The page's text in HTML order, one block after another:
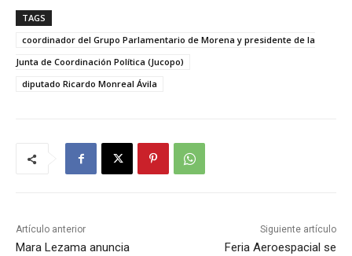
TAGS
coordinador del Grupo Parlamentario de Morena y presidente de la
Junta de Coordinación Política (Jucopo)
diputado Ricardo Monreal Ávila
Artículo anterior
Mara Lezama anuncia
Siguiente artículo
Feria Aeroespacial se